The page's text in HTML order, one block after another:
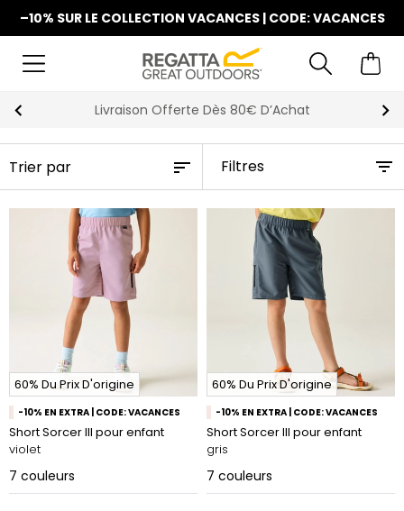
–10% SUR LE COLLECTION VACANCES | CODE: VACANCES
Livraison Offerte Dès 80€ D’Achat
Filtres
60% Du Prix D'origine
-10% EN EXTRA | CODE: VACANCES
Short Sorcer III pour enfant
violet
7 couleurs
60% Du Prix D'origine
-10% EN EXTRA | CODE: VACANCES
Short Sorcer III pour enfant
gris
7 couleurs